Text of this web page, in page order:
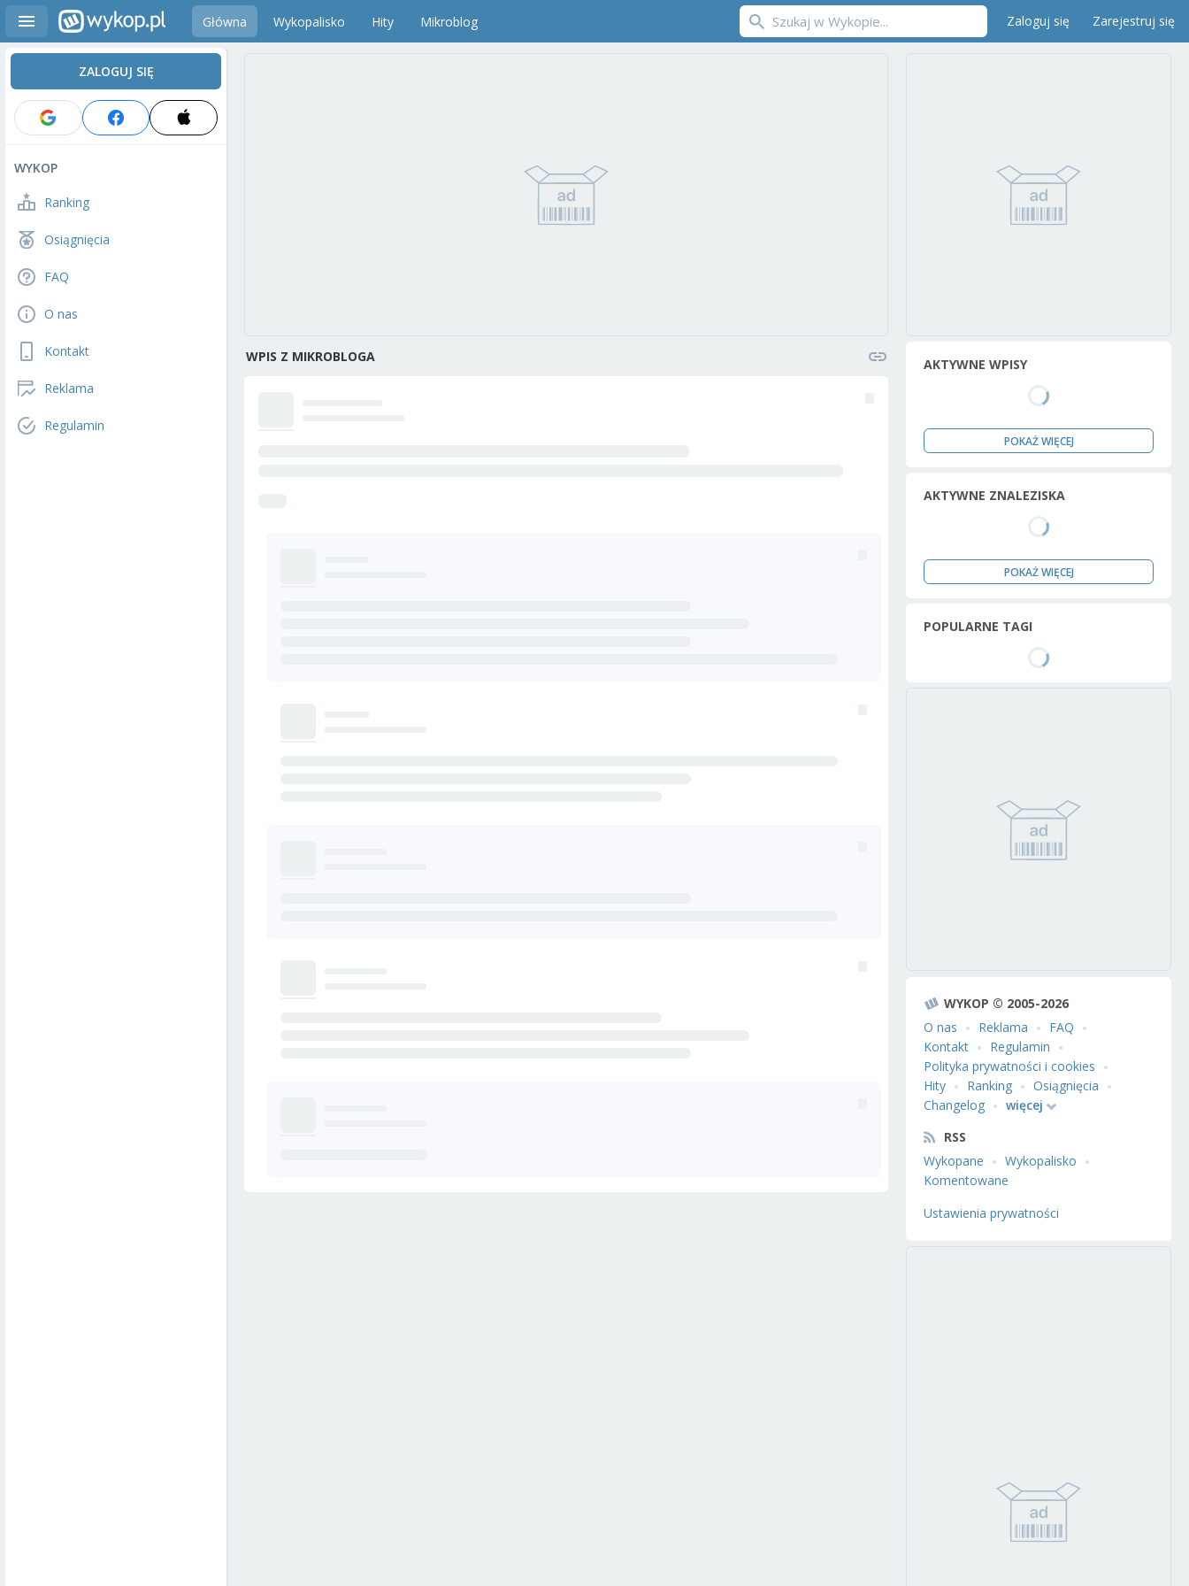
Główna Wykopalisko Hity Mikroblog Zaloguj się Zarejestruj się
ZALOGUJ SIĘ
WYKOP
Ranking
Osiągnięcia
FAQ
O nas
Kontakt
Reklama
Regulamin
WPIS Z MIKROBLOGA AKTYWNE WPISY
POKAŻ WIĘCEJ
AKTYWNE ZNALEZISKA
POKAŻ WIĘCEJ
POPULARNE TAGI
WYKOP © 2005-2026
O nas
Reklama
FAQ
Kontakt
Regulamin
Polityka prywatności i cookies
Hity
Ranking
Osiągnięcia
Changelog
więcej
RSS
Wykopane
Wykopalisko
Komentowane
Ustawienia prywatności